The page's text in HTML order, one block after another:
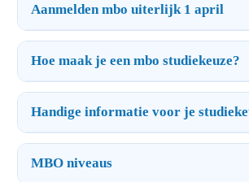
Aanmelden mbo uiterlijk 1 april
Hoe maak je een mbo studiekeuze?
Handige informatie voor je
MBO niveaus